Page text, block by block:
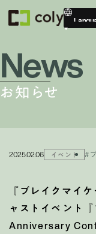
News
お知らせ
2025.02.06 イベント #
『ブレイクマイ
ャストイベント
Anniversary